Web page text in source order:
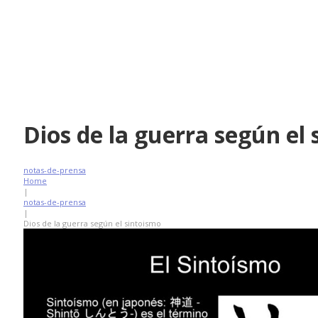
Dios de la guerra según el
notas-de-prensa
Home
|
notas-de-prensa
|
Dios de la guerra según el sintoismo